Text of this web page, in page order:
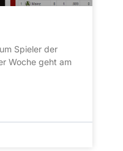
Spieler der
Woche geht am